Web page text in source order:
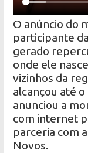
O anúncio do
participante
gerado
onde ele
vizinhos da
alcançou até
anunciou a
com internet
parceria com
Novos.